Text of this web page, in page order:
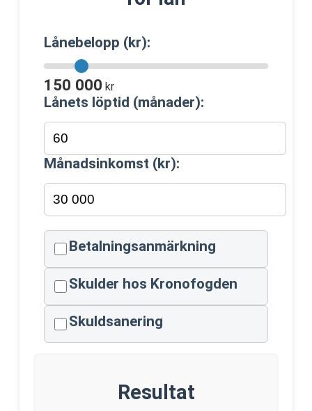
Lånebelopp (kr):
150 000 kr
Lånets löptid (månader):
Månadsinkomst (kr):
Betalningsanmärkning
Skulder hos Kronofogden
Skuldsanering
Resultat